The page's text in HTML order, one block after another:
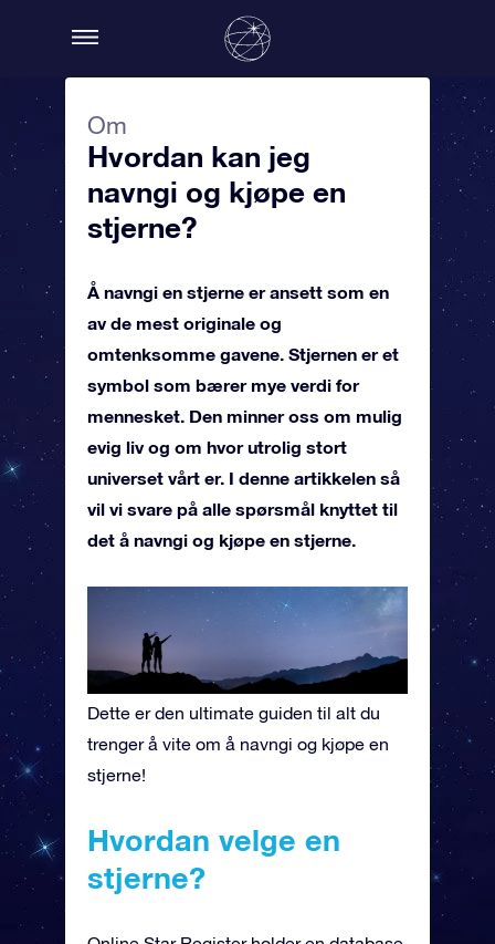
Om
Hvordan kan jeg
navngi og kjøpe en
stjerne?
Å navngi en stjerne er ansett som en
av de mest originale og
omtenksomme gavene. Stjernen er et
symbol som bærer mye verdi for
mennesket. Den minner oss om mulig
evig liv og om hvor utrolig stort
universet vårt er. I denne artikkelen så
vil vi svare på alle spørsmål knyttet til
det å navngi og kjøpe en stjerne.
Dette er den ultimate guiden til alt du
trenger å vite om å navngi og kjøpe en
stjerne!
Hvordan velge en
stjerne?